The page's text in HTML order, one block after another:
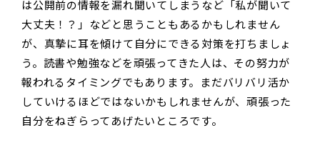
は公開前の情報を漏れ聞いてしまうなど「私が聞いて
大丈夫！？」などと思うこともあるかもしれません
が、真摯に耳を傾けて自分にできる対策を打ちましょ
う。読書や勉強などを頑張ってきた人は、その努力が
報われるタイミングでもあります。まだバリバリ活か
していけるほどではないかもしれませんが、頑張った
自分をねぎらってあげたいところです。